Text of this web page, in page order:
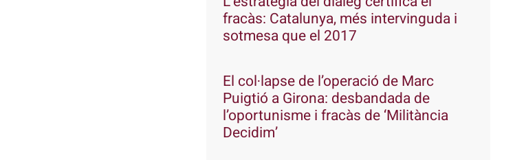
fracàs: Catalunya, més intervinguda i
sotmesa que el 2017
El col·lapse de l’operació de Marc
Puigtió a Girona: desbandada de
l’oportunisme i fracàs de ‘Militància
Decidim’